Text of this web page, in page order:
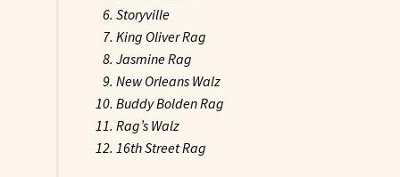
Storyville
King Oliver Rag
Jasmine Rag
New Orleans Walz
Buddy Bolden Rag
Rag’s Walz
16th Street Rag